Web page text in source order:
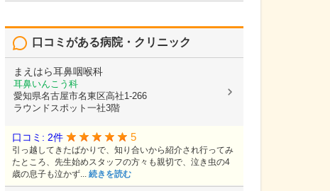
口コミがある病院・クリニック
まえはら耳鼻咽喉科
耳鼻いんこう科
愛知県名古屋市名東区高社1-266
ラウンドスポット一社3階
口コミ: 2件 5
引っ越してきたばかりで、知り合いから紹介され行ってみ
たところ、先生始めスタッフの方々も親切で、泣き虫の4
歳の息子も泣かず... 続きを読む